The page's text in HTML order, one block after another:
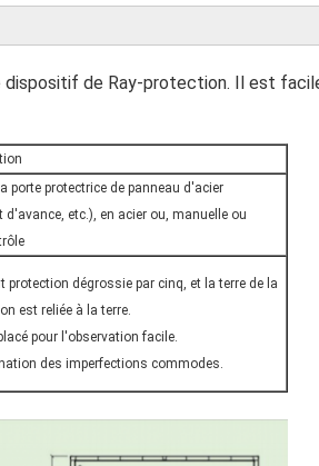
de Ray-protection. Il est
porte protectrice de panneau d'acier
etc.), en acier ou, manuelle ou
protection dégrossie par cinq, et la terre de la
est reliée à la terre.
pour l'observation facile.
des imperfections commodes.